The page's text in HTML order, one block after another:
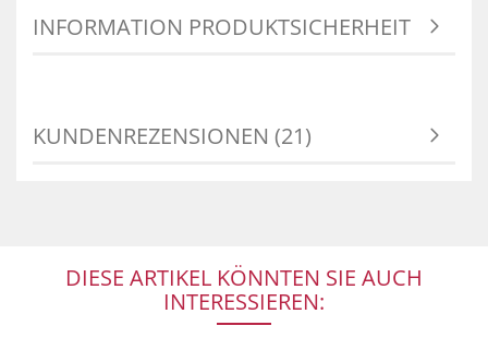
INFORMATION PRODUKTSICHERHEIT
KUNDENREZENSIONEN (21)
DIESE ARTIKEL KÖNNTEN SIE AUCH
INTERESSIEREN: